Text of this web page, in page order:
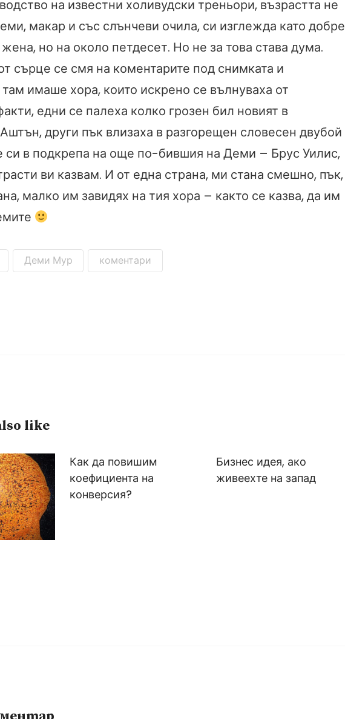
на известни холивудски треньори, възрастта не
макар и със слънчеви очила, си изглежда като добре
но на около петдесет. Но не за това става дума.
сърце се смя на коментарите под снимката и
имаше хора, които искрено се вълнуваха от
едни се палеха колко грозен бил новият в
други пък влизаха в разгорещен словесен двубой
си в подкрепа на още по-бившия на Деми – Брус Уилис,
ви казвам. И от една страна, ми стана смешно, пък,
малко им завидях на тия хора – както се казва, да им
Деми Мур коментари
like
Как да повишим
коефициента на
конверсия?
Бизнес идея, ако
живеехте на запад